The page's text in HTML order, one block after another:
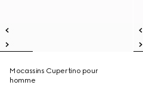
Mocassins Cupertino pour
homme